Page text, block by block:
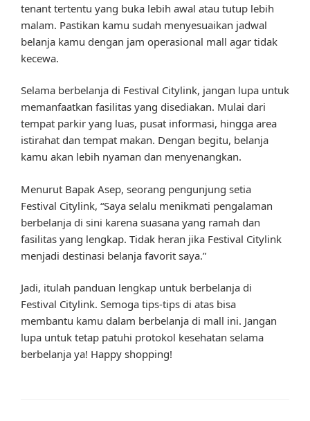
tenant tertentu yang buka lebih awal atau tutup lebih
malam. Pastikan kamu sudah menyesuaikan jadwal
belanja kamu dengan jam operasional mall agar tidak
kecewa.
Selama berbelanja di Festival Citylink, jangan lupa untuk
memanfaatkan fasilitas yang disediakan. Mulai dari
tempat parkir yang luas, pusat informasi, hingga area
istirahat dan tempat makan. Dengan begitu, belanja
kamu akan lebih nyaman dan menyenangkan.
Menurut Bapak Asep, seorang pengunjung setia
Festival Citylink, “Saya selalu menikmati pengalaman
berbelanja di sini karena suasana yang ramah dan
fasilitas yang lengkap. Tidak heran jika Festival Citylink
menjadi destinasi belanja favorit saya.”
Jadi, itulah panduan lengkap untuk berbelanja di
Festival Citylink. Semoga tips-tips di atas bisa
membantu kamu dalam berbelanja di mall ini. Jangan
lupa untuk tetap patuhi protokol kesehatan selama
berbelanja ya! Happy shopping!